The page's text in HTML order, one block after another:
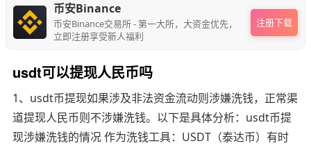
币安Binance
币安Binance交易所 - 第一大所，大资金优先，
立即注册享受新人福利
注册下载
usdt可以提现人民币吗
1、usdt币提现如果涉及非法资金流动则涉嫌洗钱，正常渠
道提现人民币则不涉嫌洗钱。以下是具体分析：usdt币提
现涉嫌洗钱的情况 作为洗钱工具：USDT（泰达币）有时